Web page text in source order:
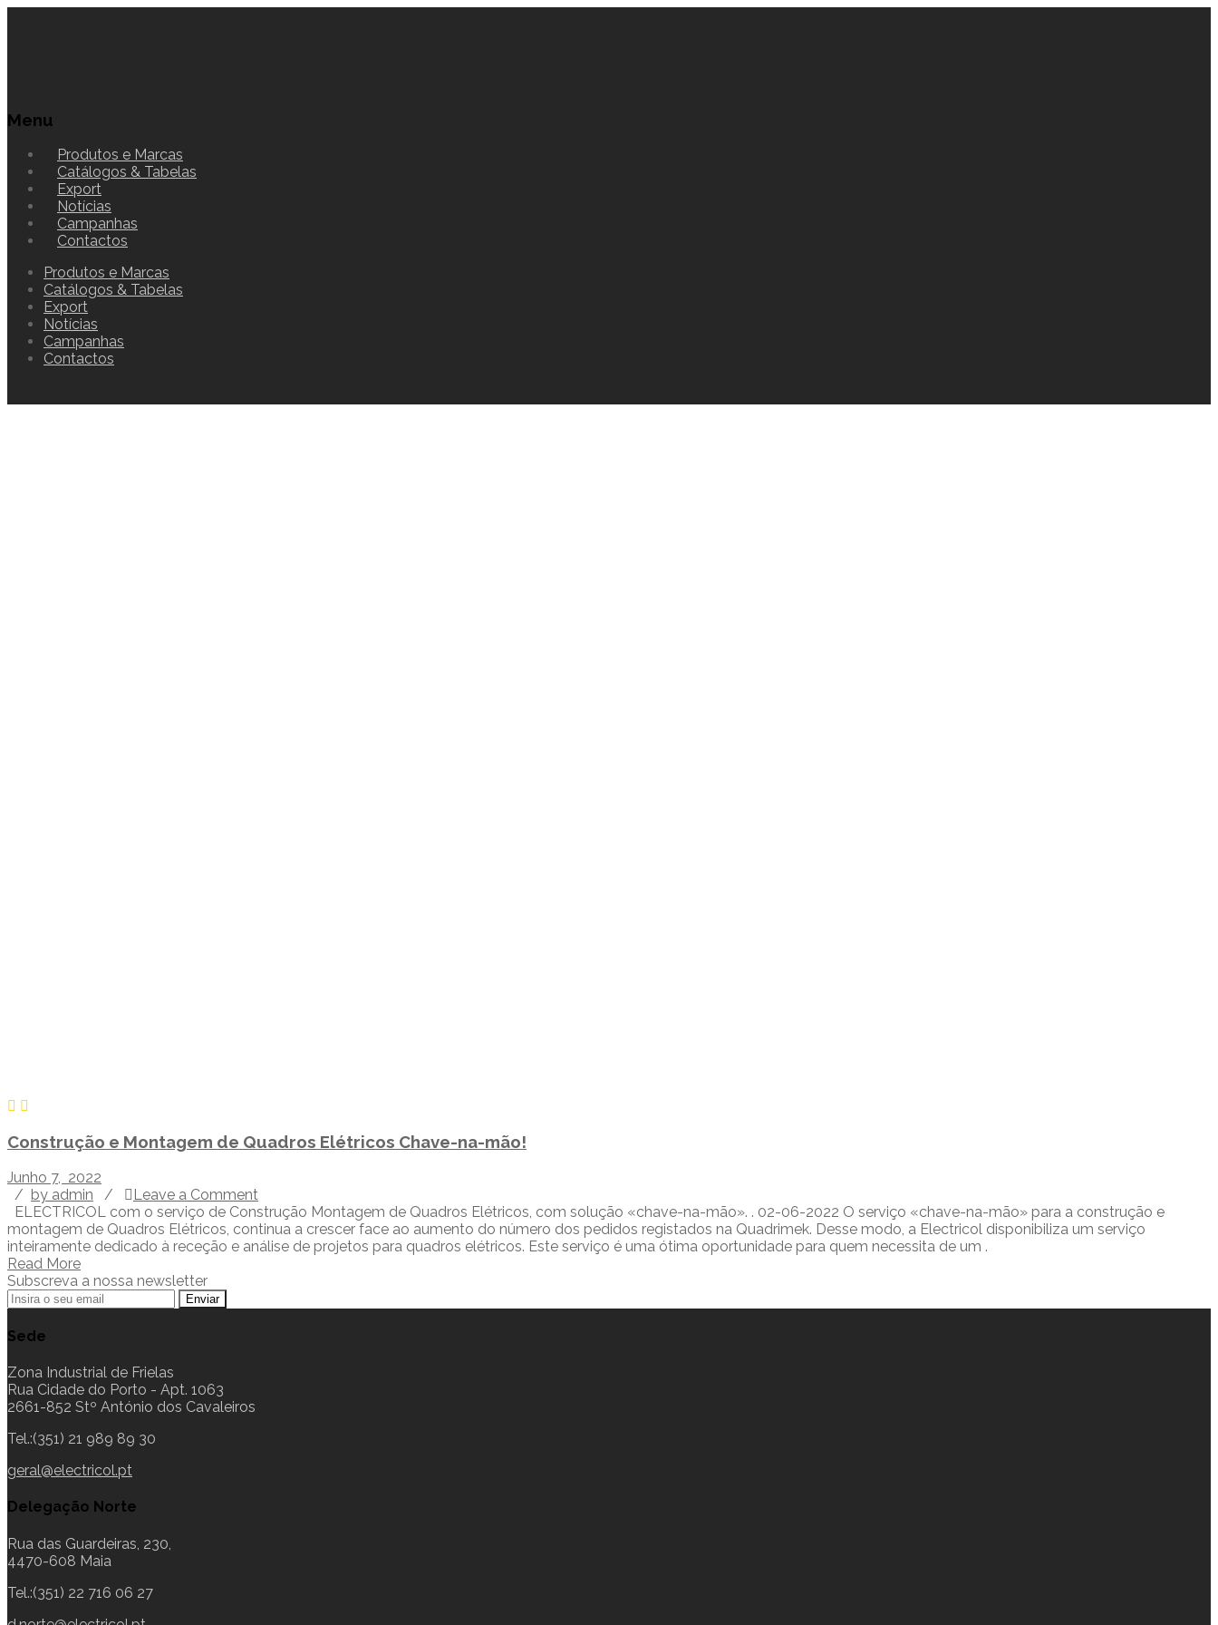
Menu
Produtos e Marcas
Catálogos & Tabelas
Export
Notícias
Campanhas
Contactos
Produtos e Marcas
Catálogos & Tabelas
Export
Notícias
Campanhas
Contactos
Construção e Montagem de Quadros Elétricos Chave-na-mão!
Junho 7, 2022
/ by admin /
Leave a Comment
ELECTRICOL com o serviço de Construção Montagem de Quadros Elétricos, com solução «chave-na-mão». . 02-06-2022 O serviço «chave-na-mão» para a construção e
montagem de Quadros Elétricos, continua a crescer face ao aumento do número dos pedidos registados na Quadrimek. Desse modo, a Electricol disponibiliza um serviço
inteiramente dedicado à receção e análise de projetos para quadros elétricos. Este serviço é uma ótima oportunidade para quem necessita de um .
Read More
Subscreva a nossa newsletter
Sede
Zona Industrial de Frielas
Rua Cidade do Porto - Apt. 1063
2661-852 Stº António dos Cavaleiros
Tel.:(351) 21 989 89 30
geral@electricol.pt
Delegação Norte
Rua das Guardeiras, 230,
4470-608 Maia
Tel.:(351) 22 716 06 27